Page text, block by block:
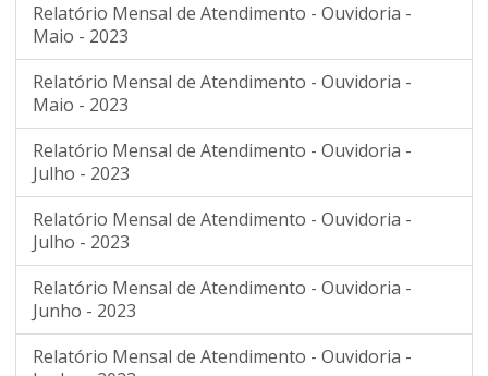
Relatório Mensal de Atendimento - Ouvidoria -
Maio - 2023
Relatório Mensal de Atendimento - Ouvidoria -
Maio - 2023
Relatório Mensal de Atendimento - Ouvidoria -
Julho - 2023
Relatório Mensal de Atendimento - Ouvidoria -
Julho - 2023
Relatório Mensal de Atendimento - Ouvidoria -
Junho - 2023
Relatório Mensal de Atendimento - Ouvidoria -